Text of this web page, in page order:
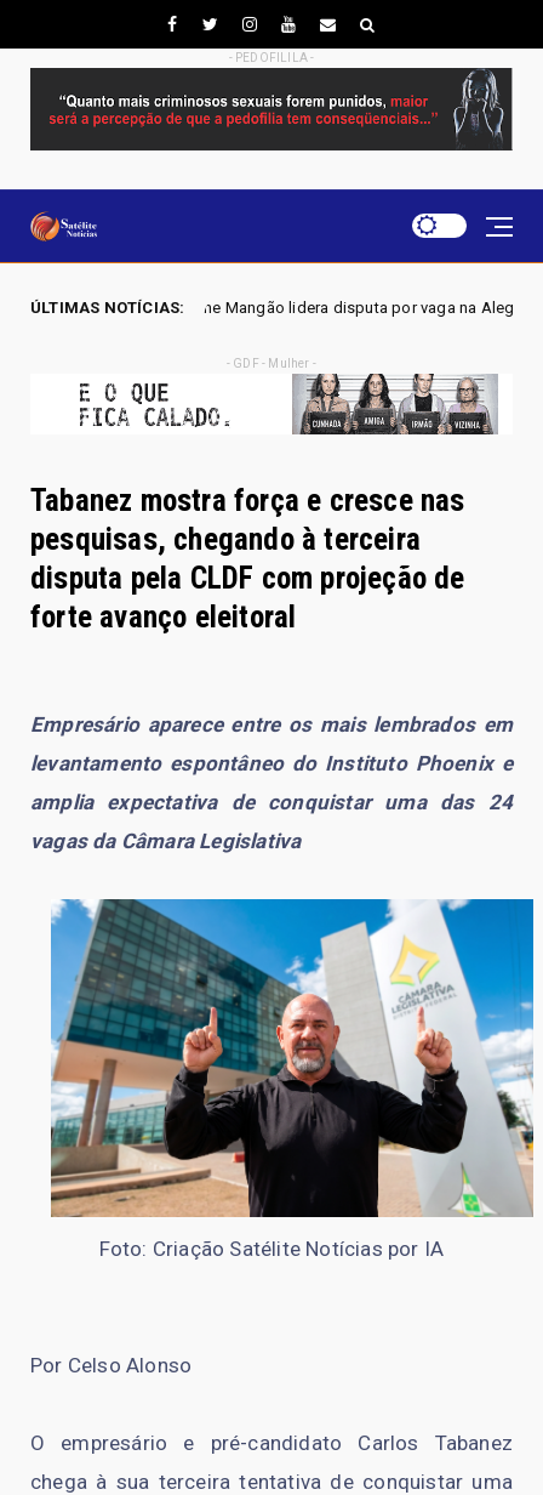
- PEDOFILILA -
ÚLTIMAS NOTÍCIAS:
Mangão lidera disputa por vaga na Alego em Novo Gama, aponta
- GDF - Mulher -
Tabanez mostra força e cresce nas
pesquisas, chegando à terceira
disputa pela CLDF com projeção de
forte avanço eleitoral
Empresário aparece entre os mais lembrados em
levantamento espontâneo do Instituto Phoenix e
amplia expectativa de conquistar uma das 24
vagas da Câmara Legislativa
Foto: Criação Satélite Notícias por IA
Por Celso Alonso
O empresário e pré-candidato Carlos Tabanez
chega à sua terceira tentativa de conquistar uma